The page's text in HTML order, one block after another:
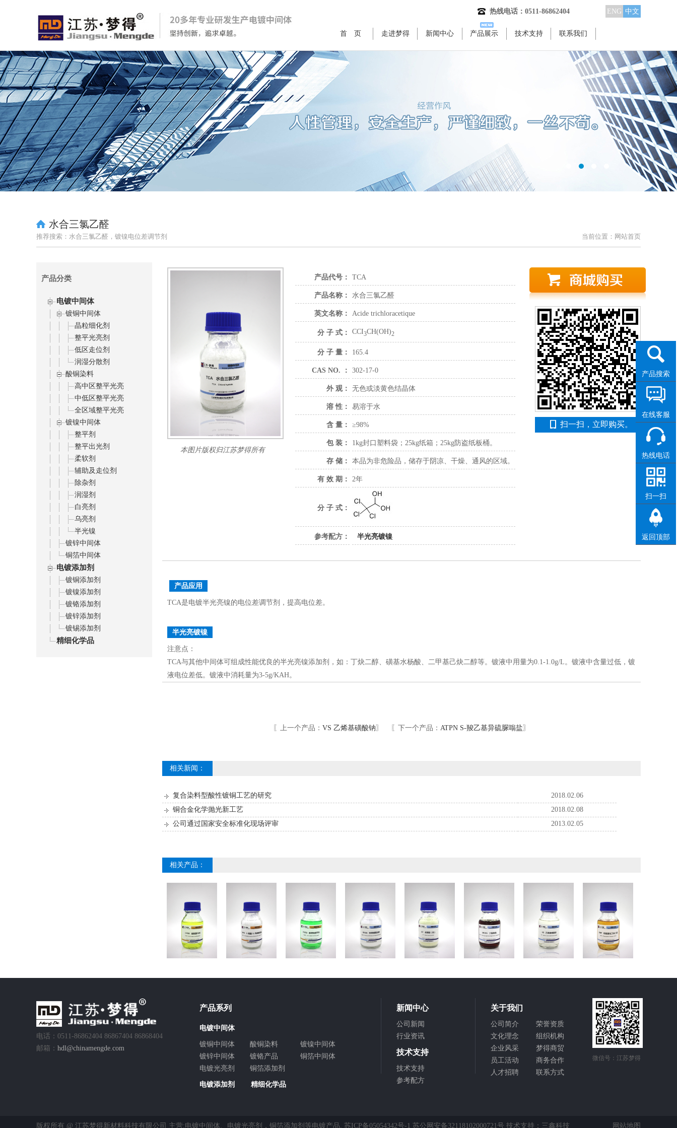
热线电话：0511-86862404 ENG 中文
首 页 走进梦得 新闻中心 产品展示 技术支持 联系我们
水合三氯乙醛
推荐搜索：水合三氯乙醛，镀镍电位差调节剂 当前位置： 网站首页
产品分类
电镀中间体
镀铜中间体
晶粒细化剂
整平光亮剂
低区走位剂
润湿分散剂
酸铜染料
高中区整平光亮
中低区整平光亮
全区域整平光亮
镀镍中间体
整平剂
整平出光剂
柔软剂
辅助及走位剂
除杂剂
润湿剂
白亮剂
乌亮剂
半光镍
镀锌中间体
铜箔中间体
电镀添加剂
镀铜添加剂
镀镍添加剂
镀铬添加剂
镀锌添加剂
镀锡添加剂
精细化学品
本图片版权归江苏梦得所有
产品代号： TCA
产品名称： 水合三氯乙醛
英文名称： Acide trichloracetique
分 子 式： CCI3CH(OH)2
分 子 量： 165.4
CAS NO. ： 302-17-0
外 观： 无色或淡黄色结晶体
溶 性： 易溶于水
含 量： ≥98%
包 装： 1kg封口塑料袋；25kg纸箱；25kg防盗纸板桶。
存 储： 本品为非危险品，储存于阴凉、干燥、通风的区域。
有 效 期： 2年
分 子 式：
参考配方： 半光亮镀镍
扫一扫，立即购买。
产品应用
TCA是电镀半光亮镍的电位差调节剂，提高电位差。
半光亮镀镍
注意点：
TCA与其他中间体可组成性能优良的半光亮镍添加剂，如：丁炔二醇、磺基水杨酸、二甲基己炔二醇等。镀液中用量为0.1-1.0g/L。镀液中含量过低，镀
液电位差低。镀液中消耗量为3-5g/KAH。
〖上一个产品： VS 乙烯基磺酸钠〗 〖下一个产品： ATPN S-羧乙基异硫脲嗡盐〗
相关新闻：
复合染料型酸性镀铜工艺的研究
2018.02.06
铜合金化学抛光新工艺
2018.02.08
公司通过国家安全标准化现场评审
2013.02.05
相关产品：
电话：0511-86862404 86867404 86868404
邮箱： hdl@chinamengde.com
产品系列
电镀中间体
镀铜中间体 酸铜染料
镀镍中间体
镀锌中间体
镀铬产品
铜箔中间体
电镀光亮剂
铜箔添加剂
电镀添加剂 精细化学品
新闻中心
公司新闻
行业资讯
技术支持
技术支持
参考配方
关于我们
公司简介
荣誉资质
文化理念
组织机构
企业风采
梦得商贸
员工活动
商务合作
人才招聘
联系方式
微信号：江苏梦得
版权所有 @ 江苏梦得新材料科技有限公司 主营:电镀中间体 、 电镀光亮剂 ， 铜箔添加剂 等电镀产品. 苏ICP备05054342号-1 苏公网安备32118102000721号 技术支持： 三鑫科技 网站地图
产品搜索
在线客服
热线电话
扫一扫
返回顶部